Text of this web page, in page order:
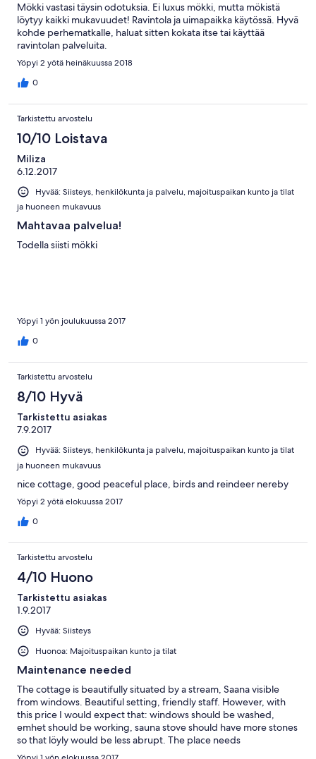
Mökki vastasi täysin odotuksia. Ei luxus mökki, mutta mökistä
löytyy kaikki mukavuudet! Ravintola ja uimapaikka käytössä. Hyvä
kohde perhematkalle, haluat sitten kokata itse tai käyttää
ravintolan palveluita.
Yöpyi 2 yötä heinäkuussa 2018
0
Tarkistettu arvostelu
10/10 Loistava
Miliza
6.12.2017
Hyvää: Siisteys, henkilökunta ja palvelu, majoituspaikan kunto ja tilat
ja huoneen mukavuus
Mahtavaa palvelua!
Todella siisti mökki
Yöpyi 1 yön joulukuussa 2017
0
Tarkistettu arvostelu
8/10 Hyvä
Tarkistettu asiakas
7.9.2017
Hyvää: Siisteys, henkilökunta ja palvelu, majoituspaikan kunto ja tilat
ja huoneen mukavuus
nice cottage, good peaceful place, birds and reindeer nereby
Yöpyi 2 yötä elokuussa 2017
0
Tarkistettu arvostelu
4/10 Huono
Tarkistettu asiakas
1.9.2017
Hyvää: Siisteys
Huonoa: Majoituspaikan kunto ja tilat
Maintenance needed
The cottage is beautifully situated by a stream, Saana visible
from windows. Beautiful setting, friendly staff. However, with
this price I would expect that: windows should be washed,
emhet should be working, sauna stove should have more stones
so that löyly would be less abrupt. The place needs
maintenance.